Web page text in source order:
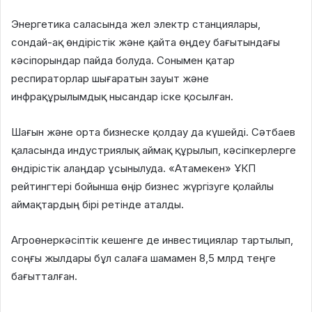
Энергетика саласында жел электр станциялары,
сондай-ақ өндірістік және қайта өңдеу бағытындағы
кәсіпорындар пайда болуда. Сонымен қатар
респираторлар шығаратын зауыт және
инфрақұрылымдық нысандар іске қосылған.
Шағын және орта бизнеске қолдау да күшейді. Сәтбаев
қаласында индустриялық аймақ құрылып, кәсіпкерлерге
өндірістік алаңдар ұсынылуда. «Атамекен» ҰКП
рейтингтері бойынша өңір бизнес жүргізуге қолайлы
аймақтардың бірі ретінде аталды.
Агроөнеркәсіптік кешенге де инвестициялар тартылып,
соңғы жылдары бұл салаға шамамен 8,5 млрд теңге
бағытталған.